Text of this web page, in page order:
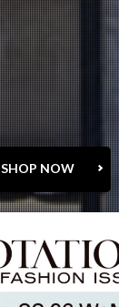
SHOP NOW